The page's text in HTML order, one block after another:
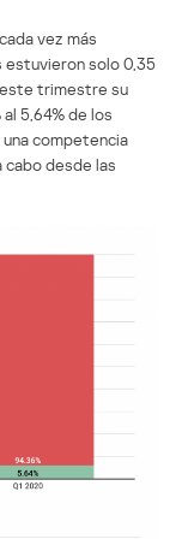
vez más
estuvieron solo 0,35
este trimestre su
5,64% de los
competencia
cabo desde las